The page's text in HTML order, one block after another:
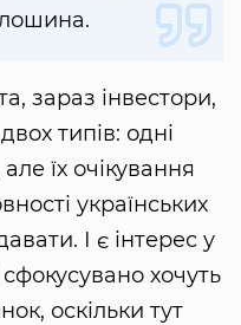
зараз інвестори,
типів: одні
їх очікування
українських
І є інтерес у
сфокусувано хочуть
оскільки тут